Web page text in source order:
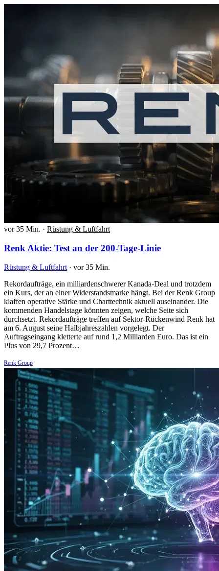
vor 35 Min. · Rüstung & Luftfahrt
Renk Aktie: Test an der 200-Tage-Linie
Rüstung & Luftfahrt · vor 35 Min.
Rekordaufträge, ein milliardenschwerer Kanada-Deal und trotzdem
ein Kurs, der an einer Widerstandsmarke hängt. Bei der Renk Group
klaffen operative Stärke und Charttechnik aktuell auseinander. Die
kommenden Handelstage könnten zeigen, welche Seite sich
durchsetzt. Rekordaufträge treffen auf Sektor-Rückenwind Renk hat
am 6. August seine Halbjahreszahlen vorgelegt. Der
Auftragseingang kletterte auf rund 1,2 Milliarden Euro. Das ist ein
Plus von 29,7 Prozent…
Renk Group